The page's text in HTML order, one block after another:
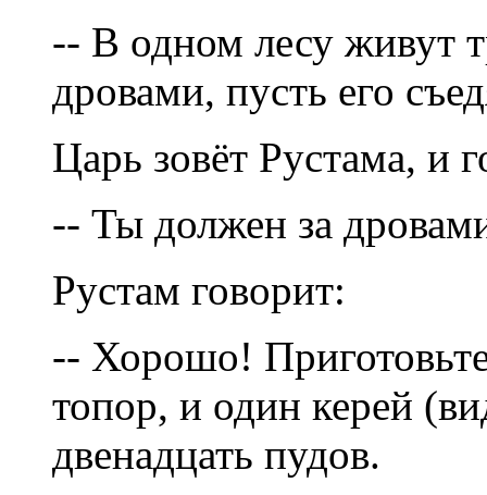
-- В одном лесу живут
дровами, пусть его
Царь зовёт Рустама, и
-- Ты должен за
Рустам говорит:
-- Хорошо!
топор, и один керей
двенадцать пудов.